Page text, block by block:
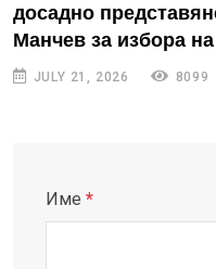
досадно
Манчев за избора
JULY 21, 2026 8099
Име *